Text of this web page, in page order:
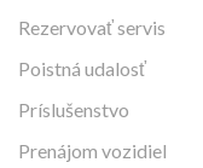
Rezervovať servis
Poistná udalosť
Príslušenstvo
Prenájom vozidiel